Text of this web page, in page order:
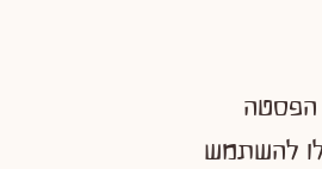
הפסטה
להשתמש